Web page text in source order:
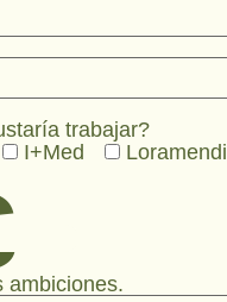
trabajar?
I+Med Loramendi
ambiciones.